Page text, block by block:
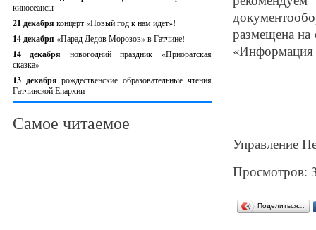
киносеансы
21 декабря концерт «Новый год к нам идет»!
14 декабря «Парад Дедов Морозов» в Гатчине!
14 декабря новогодний праздник «Приоратская
сказка»
13 декабрярождественские образовательные чтения
Гатчинской Епархии
Самое читаемое
размещена
«Информация
Управление
Просмотров:
Поделиться…